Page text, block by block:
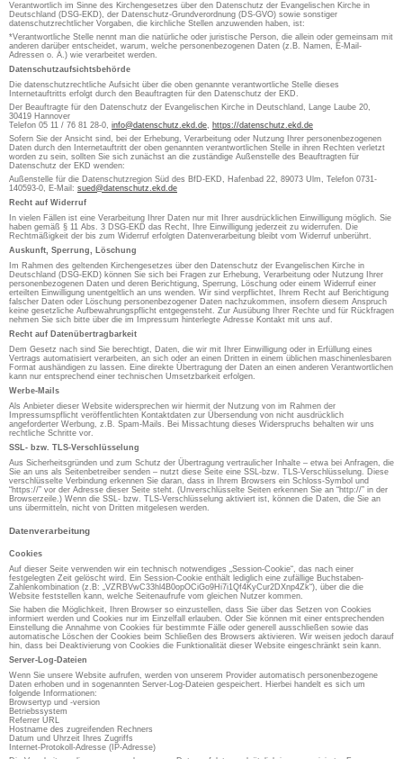
Verantwortlich im Sinne des Kirchengesetzes über den Datenschutz der Evangelischen Kirche in
Deutschland (DSG-EKD), der Datenschutz-Grundverordnung (DS-GVO) sowie sonstiger
datenschutzrechtlicher Vorgaben, die kirchliche Stellen anzuwenden haben, ist:
*Verantwortliche Stelle nennt man die natürliche oder juristische Person, die allein oder gemeinsam mit
anderen darüber entscheidet, warum, welche personenbezogenen Daten (z.B. Namen, E-Mail-
Adressen o. Ä.) wie verarbeitet werden.
Datenschutzaufsichtsbehörde
Die datenschutzrechtliche Aufsicht über die oben genannte verantwortliche Stelle dieses
Internetauftritts erfolgt durch den Beauftragten für den Datenschutz der EKD.
Der Beauftragte für den Datenschutz der Evangelischen Kirche in Deutschland, Lange Laube 20,
30419 Hannover
Telefon 05 11 / 76 81 28-0, info@datenschutz.ekd.de, https://datenschutz.ekd.de
Sofern Sie der Ansicht sind, bei der Erhebung, Verarbeitung oder Nutzung Ihrer personenbezogenen
Daten durch den Internetauftritt der oben genannten verantwortlichen Stelle in ihren Rechten verletzt
worden zu sein, sollten Sie sich zunächst an die zuständige Außenstelle des Beauftragten für
Datenschutz der EKD wenden:
Außenstelle für die Datenschutzregion Süd des BfD-EKD, Hafenbad 22, 89073 Ulm, Telefon 0731-
140593-0, E-Mail: sued@datenschutz.ekd.de
Recht auf Widerruf
In vielen Fällen ist eine Verarbeitung Ihrer Daten nur mit Ihrer ausdrücklichen Einwilligung möglich. Sie
haben gemäß § 11 Abs. 3 DSG-EKD das Recht, Ihre Einwilligung jederzeit zu widerrufen. Die
Rechtmäßigkeit der bis zum Widerruf erfolgten Datenverarbeitung bleibt vom Widerruf unberührt.
Auskunft, Sperrung, Löschung
Im Rahmen des geltenden Kirchengesetzes über den Datenschutz der Evangelischen Kirche in
Deutschland (DSG-EKD) können Sie sich bei Fragen zur Erhebung, Verarbeitung oder Nutzung Ihrer
personenbezogenen Daten und deren Berichtigung, Sperrung, Löschung oder einem Widerruf einer
erteilten Einwilligung unentgeltlich an uns wenden. Wir sind verpflichtet, Ihrem Recht auf Berichtigung
falscher Daten oder Löschung personenbezogener Daten nachzukommen, insofern diesem Anspruch
keine gesetzliche Aufbewahrungspflicht entgegensteht. Zur Ausübung Ihrer Rechte und für Rückfragen
nehmen Sie sich bitte über die im Impressum hinterlegte Adresse Kontakt mit uns auf.
Recht auf Datenübertragbarkeit
Dem Gesetz nach sind Sie berechtigt, Daten, die wir mit Ihrer Einwilligung oder in Erfüllung eines
Vertrags automatisiert verarbeiten, an sich oder an einen Dritten in einem üblichen maschinenlesbaren
Format aushändigen zu lassen. Eine direkte Übertragung der Daten an einen anderen Verantwortlichen
kann nur entsprechend einer technischen Umsetzbarkeit erfolgen.
Werbe-Mails
Als Anbieter dieser Website widersprechen wir hiermit der Nutzung von im Rahmen der
Impressumspflicht veröffentlichten Kontaktdaten zur Übersendung von nicht ausdrücklich
angeforderter Werbung, z.B. Spam-Mails. Bei Missachtung dieses Widerspruchs behalten wir uns
rechtliche Schritte vor.
SSL- bzw. TLS-Verschlüsselung
Aus Sicherheitsgründen und zum Schutz der Übertragung vertraulicher Inhalte – etwa bei Anfragen, die
Sie an uns als Seitenbetreiber senden – nutzt diese Seite eine SSL-bzw. TLS-Verschlüsselung. Diese
verschlüsselte Verbindung erkennen Sie daran, dass in Ihrem Browsers ein Schloss-Symbol und
“https://” vor der Adresse dieser Seite steht. (Unverschlüsselte Seiten erkennen Sie an “http://” in der
Browserzeile.) Wenn die SSL- bzw. TLS-Verschlüsselung aktiviert ist, können die Daten, die Sie an
uns übermitteln, nicht von Dritten mitgelesen werden.
Datenverarbeitung
Cookies
Auf dieser Seite verwenden wir ein technisch notwendiges „Session-Cookie“, das nach einer
festgelegten Zeit gelöscht wird. Ein Session-Cookie enthält lediglich eine zufällige Buchstaben-
Zahlenkombination (z.B: „VZRBVwC33hl4B0opOCiGo9Hi7i1Qf4KyCur2DXnp4Zk“), über die die
Website feststellen kann, welche Seitenaufrufe vom gleichen Nutzer kommen.
Sie haben die Möglichkeit, Ihren Browser so einzustellen, dass Sie über das Setzen von Cookies
informiert werden und Cookies nur im Einzelfall erlauben. Oder Sie können mit einer entsprechenden
Einstellung die Annahme von Cookies für bestimmte Fälle oder generell ausschließen sowie das
automatische Löschen der Cookies beim Schließen des Browsers aktivieren. Wir weisen jedoch darauf
hin, dass bei Deaktivierung von Cookies die Funktionalität dieser Website eingeschränkt sein kann.
Server-Log-Dateien
Wenn Sie unsere Website aufrufen, werden von unserem Provider automatisch personenbezogene
Daten erhoben und in sogenannten Server-Log-Dateien gespeichert. Hierbei handelt es sich um
folgende Informationen:
Browsertyp und -version
Betriebssystem
Referrer URL
Hostname des zugreifenden Rechners
Datum und Uhrzeit Ihres Zugriffs
Internet-Protokoll-Adresse (IP-Adresse)